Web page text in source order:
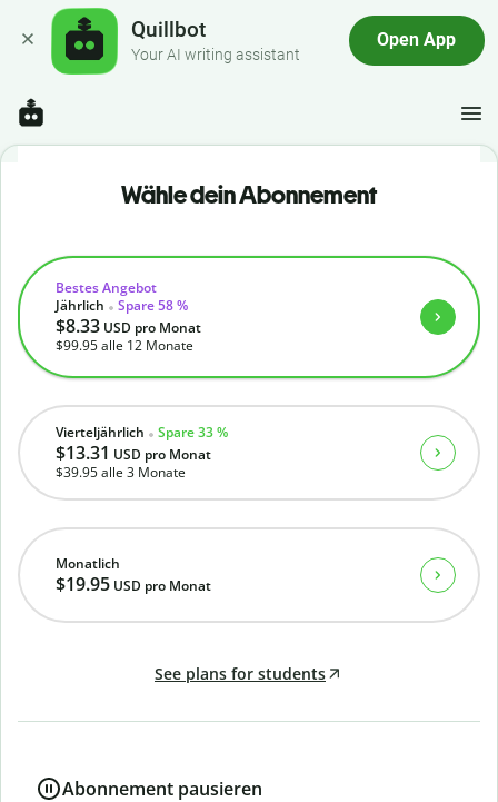
Quillbot
Your AI writing assistant
Open App
Wähle dein Abonnement
Monatlich
$19.95 USD pro Monat
Vierteljährlich Spare 33 %
$13.31 USD pro Monat
$39.95alle 3 Monate
Bestes Angebot
Jährlich
Spare 58 %
$8.33 USD pro Monat
$99.95alle 12 Monate
See plans for students
Abonnement pausieren